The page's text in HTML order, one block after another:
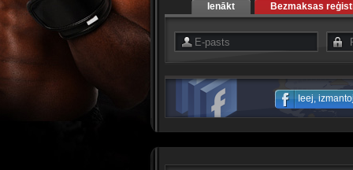
Ienākt Bezmaksas
Ieej,